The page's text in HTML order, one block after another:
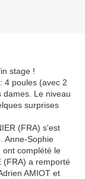
stage !
4 poules (avec 2
dames. Le niveau
surprises
(FRA) s'est
Anne-Sophie
ont complété le
(FRA) a remporté
AMIOT et